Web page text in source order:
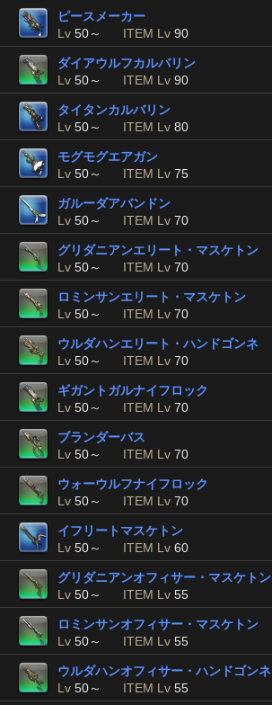
ピースメーカー
Lv 50～ ITEM Lv 90
ダイアウルフカルバリン
Lv 50～ ITEM Lv 90
タイタンカルバリン
Lv 50～ ITEM Lv 80
モグモグエアガン
Lv 50～ ITEM Lv 75
ガルーダアバンドン
Lv 50～ ITEM Lv 70
グリダニアンエリート・マスケトン
Lv 50～ ITEM Lv 70
ロミンサンエリート・マスケトン
Lv 50～ ITEM Lv 70
ウルダハンエリート・ハンドゴンネ
Lv 50～ ITEM Lv 70
ギガントガルナイフロック
Lv 50～ ITEM Lv 70
ブランダーバス
Lv 50～ ITEM Lv 70
ウォーウルフナイフロック
Lv 50～ ITEM Lv 70
イフリートマスケトン
Lv 50～ ITEM Lv 60
グリダニアンオフィサー・マスケトン
Lv 50～ ITEM Lv 55
ロミンサンオフィサー・マスケトン
Lv 50～ ITEM Lv 55
ウルダハンオフィサー・ハンドゴンネ
Lv 50～ ITEM Lv 55